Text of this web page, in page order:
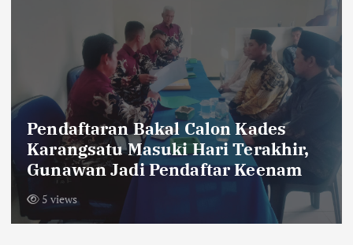
Dua Orang Pendaki Yang Hilang di
Gunung Piramid, Ditemukan
Meninggal
8 views